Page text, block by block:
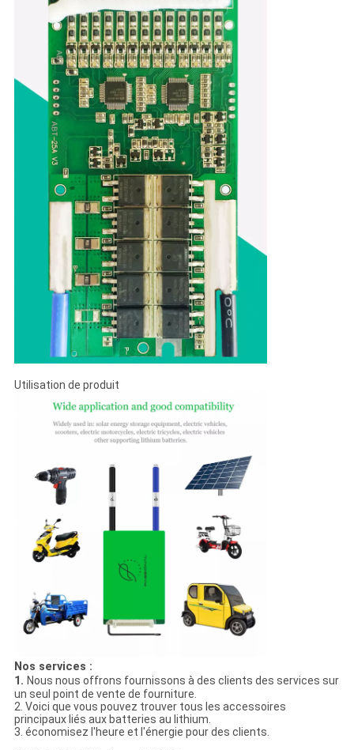
Utilisation de produit
Nos services :
1. Nous nous offrons fournissons à des clients des services sur
un seul point de vente de fourniture.
2. Voici que vous pouvez trouver tous les accessoires
principaux liés aux batteries au lithium.
3. économisez l'heure et l'énergie pour des clients.